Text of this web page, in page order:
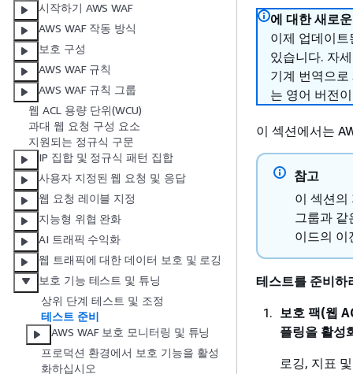
시작하기 AWS WAF
AWS WAF 작동 방식
보호 구성
AWS WAF 규칙
AWS WAF 규칙 그룹
웹 ACL 용량 단위(WCU)
과대 웹 요청 구성 요소
지원되는 정규식 구문
IP 집합 및 정규식 패턴 집합
사용자 지정된 웹 요청 및 응답
웹 요청 레이블 지정
지능형 위협 완화
AI 트래픽 수익화
웹 트래픽에 대한 데이터 보호 및 로깅
보호 기능 테스트 및 튜닝
상위 단계 테스트 및 조정
테스트 준비
AWS WAF 보호 모니터링 및 튜닝
프로덕션 환경에서 보호 기능을 활성
화하십시오
에 대한 새로
이제 업데이트
있습니다. 자
기계 번역으
는 영어 버전
이 섹션에서는
참고
이 섹션의
그룹과 같
이드의 이
테스트를 준비하
보호 팩(웹
플링을 활성
로깅, 지표